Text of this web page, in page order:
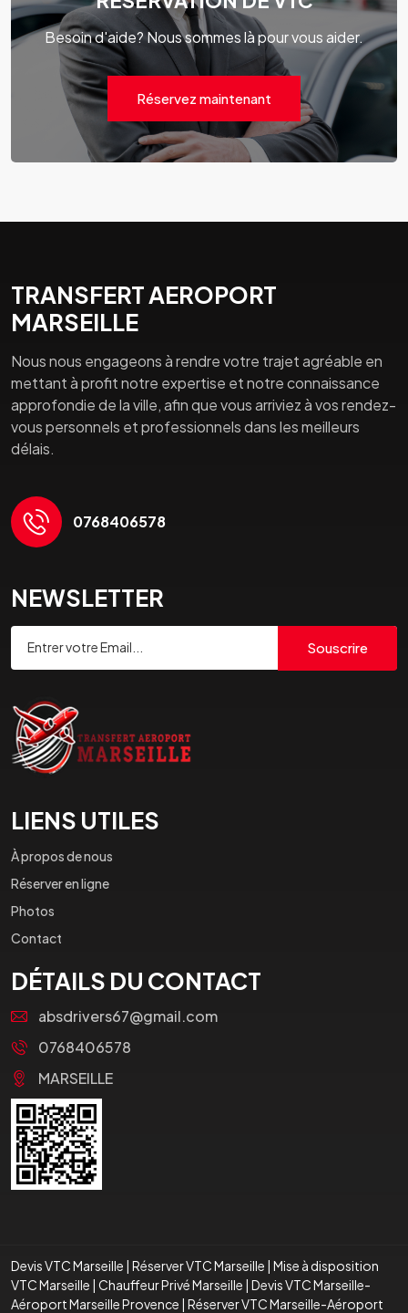
Besoin d'aide? Nous sommes là pour vous aider.
Réservez maintenant
TRANSFERT AEROPORT
MARSEILLE
Nous nous engageons à rendre votre trajet agréable en
mettant à profit notre expertise et notre connaissance
approfondie de la ville, afin que vous arriviez à vos rendez-
vous personnels et professionnels dans les meilleurs
délais.
0768406578
NEWSLETTER
Souscrire
LIENS UTILES
À propos de nous
Réserver en ligne
Photos
Contact
DÉTAILS DU CONTACT
absdrivers67@gmail.com
0768406578
MARSEILLE
Devis VTC Marseille | Réserver VTC Marseille | Mise à disposition
VTC Marseille | Chauffeur Privé Marseille | Devis VTC Marseille-
Aéroport Marseille Provence | Réserver VTC Marseille-Aéroport